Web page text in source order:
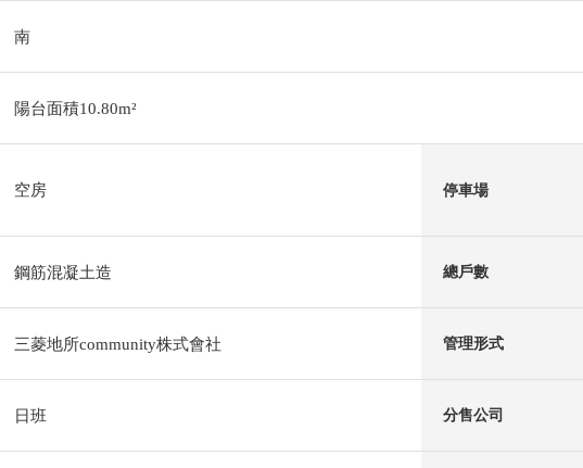
南
陽台面積10.80m²
空房 停車場
鋼筋混凝土造 總戶數
三菱地所community株式會社 管理形式
日班 分售公司